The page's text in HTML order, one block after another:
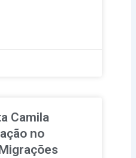
Camila
no